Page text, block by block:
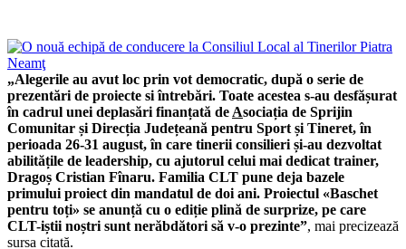
„Alegerile au avut loc prin vot democratic, după o serie de
prezentări de proiecte si întrebări. Toate acestea s-au desfășurat
în cadrul unei deplasări finanțată de Asociația de Sprijin
Comunitar și Direcția Județeană pentru Sport și Tineret, în
perioada 26-31 august, în care tinerii consilieri și-au dezvoltat
abilitățile de leadership, cu ajutorul celui mai dedicat trainer,
Dragoș Cristian Fînaru. Familia CLT pune deja bazele
primului proiect din mandatul de doi ani. Proiectul «Baschet
pentru toți» se anunță cu o ediție plină de surprize, pe care
CLT-iștii noștri sunt nerăbdători să v-o prezinte”, mai precizează
sursa citată.